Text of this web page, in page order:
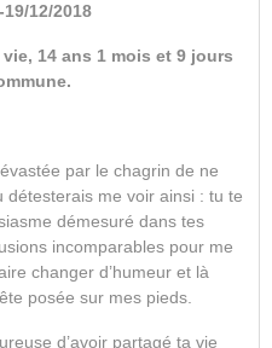
12/2018
14 ans 1 mois et 9 jours
par le chagrin de ne
détesterais me voir ainsi : tu te
démesuré dans tes
incomparables pour me
changer d’humeur et là
posée sur mes pieds.
d’avoir partagé ta vie